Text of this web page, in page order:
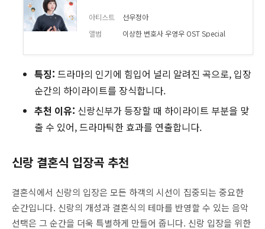
아티스트
선우정아
앨범
이상한 변호사 우영우 OST Special
특징: 드라마의 인기에 힘입어 널리 알려진 곡으로, 입장
순간의 하이라이트를 장식합니다.
추천 이유: 신랑신부가 등장할 때 하이라이트 부분을 맞
출 수 있어, 드라마틱한 효과를 연출합니다.
신랑 결혼식 입장곡 추천
결혼식에서 신랑의 입장은 모든 하객의 시선이 집중되는 중요한
순간입니다. 신랑의 개성과 결혼식의 테마를 반영할 수 있는 음악
선택은 그 순간을 더욱 특별하게 만들어 줍니다. 신랑 입장을 위한